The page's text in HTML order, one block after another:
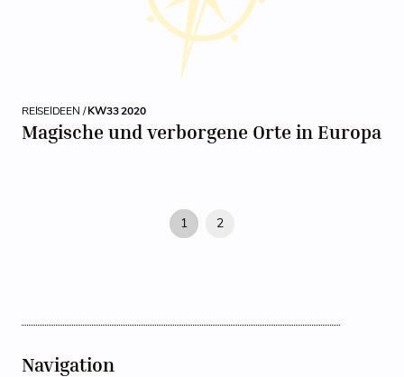
REISEIDEEN /KW33 2020
Magische und verborgene Orte in Europa
1 2
Navigation